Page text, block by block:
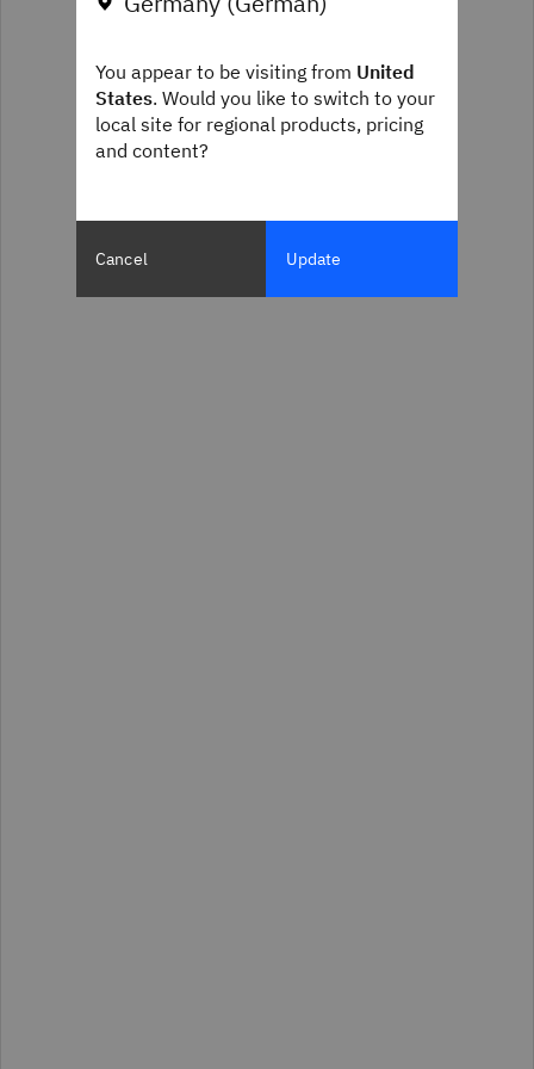
You appear to be visiting from United
States. Would you like to switch to your
local site for regional products, pricing
and content?
Cancel Update